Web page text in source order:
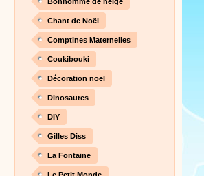
Chant de Noël
Comptines Maternelles
Coukibouki
Décoration noël
Dinosaures
DIY
Gilles Diss
La Fontaine